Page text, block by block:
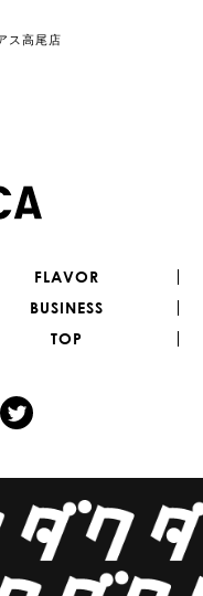
ス高尾店
FLAVOR
BUSINESS
TOP